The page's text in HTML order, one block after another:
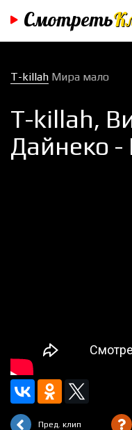
Смотреть
T-killah Мира мало
T-killah,
Дайнеко
Пред. клип